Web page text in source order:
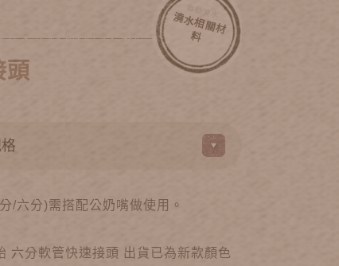
自動澆水
澆
水
相
關
材
料
頭
/六分)需搭配公奶嘴做使用。
六分軟管快速接頭 出貨已為新款顏色